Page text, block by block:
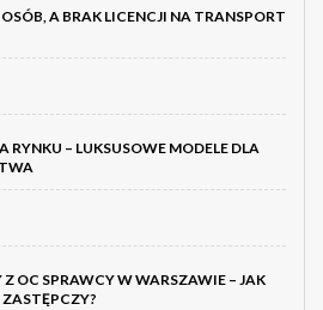
A BRAK LICENCJI NA TRANSPORT
RYNKU – LUKSUSOWE MODELE DLA
OC SPRAWCY W WARSZAWIE – JAK